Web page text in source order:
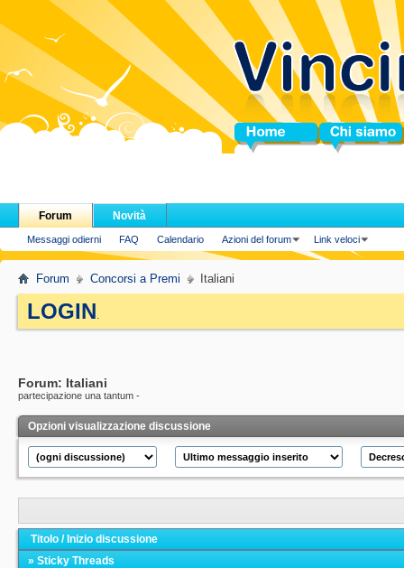
Home Chi siamo
Forum
Messaggi odierni FAQ Calendario Azioni del forum Link veloci
Novità
Forum Concorsi a Premi Italiani
LOGIN.
Forum: Italiani
partecipazione una tantum -
Opzioni visualizzazione discussione
Titolo /Inizio discussione
» Sticky Threads